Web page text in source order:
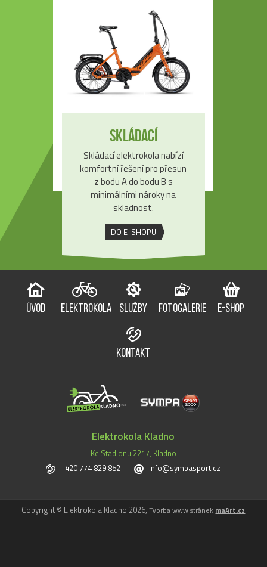
Skládací
Skládací elektrokola nabízí
komfortní řešení pro přesun
z bodu A do bodu B s
minimálními nároky na
skladnost.
DO E-SHOPU
ÚVOD ELEKTROKOLA SLUŽBY FOTOGALERIE E-SHOP
KONTAKT
Elektrokola Kladno
Ke Stadionu 2217, Kladno
+420 774 829 852
info@sympasport.cz
Copyright © Elektrokola Kladno 2026,Tvorba www stránek maArt.cz